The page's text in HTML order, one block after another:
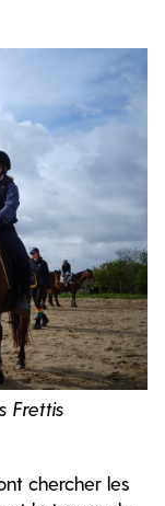
Frettis
chercher les